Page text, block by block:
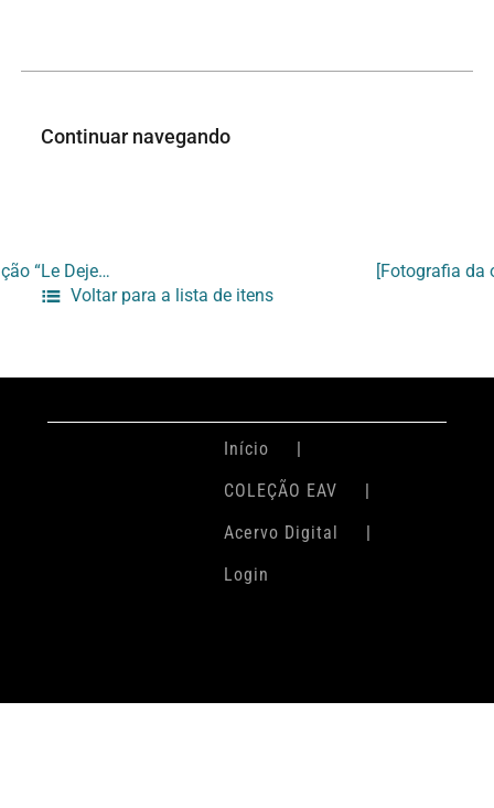
Continuar navegando
[Fotografia da obra “O banquete” de Maurício Bentes na abertura da exposição “Le Dejeuner Sur L’Art – Manet no Brasil]
Voltar para a lista de itens
Início
COLEÇÃO EAV
Acervo Digital
Login